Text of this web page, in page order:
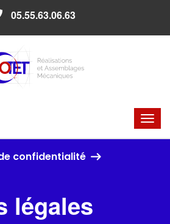
05.55.63.06.63
confidentialité
légales